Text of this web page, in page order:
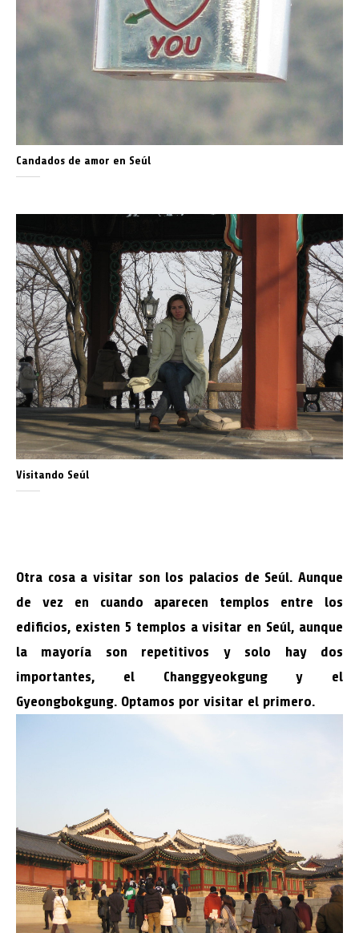
Candados de amor en Seúl
Visitando Seúl
Otra cosa a visitar son los palacios de Seúl. Aunque
de vez en cuando aparecen templos entre los
edificios, existen 5 templos a visitar en Seúl, aunque
la mayoría son repetitivos y solo hay dos
importantes, el Changgyeokgung y el
Gyeongbokgung. Optamos por visitar el primero.